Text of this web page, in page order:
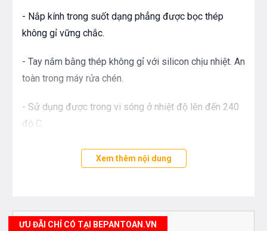
- Nắp kính trong suốt dạng phẳng được bọc thép
không gỉ vững chắc.
- Tay nắm bằng thép không gỉ với silicon chịu nhiệt. An
toàn trong máy rửa chén.
- Sử dụng được trong vi sóng ở nhiệt độ lên đến 240
độ C.
- Bề mặt đáy nồi dạng con nhộng giúp hấp thụ và
phân bổ nhiệt lượng tối ưu.
hợp với bếp từ.
Xem thêm nội dung
ƯU ĐÃI CHỈ CÓ TẠI BEPANTOAN.VN